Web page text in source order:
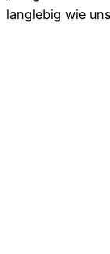
langlebig wie